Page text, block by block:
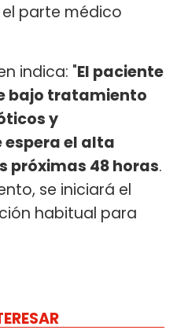
el parte médico
indica: "El paciente
bajo tratamiento
y
espera el alta
próximas 48 horas.
se iniciará el
habitual para